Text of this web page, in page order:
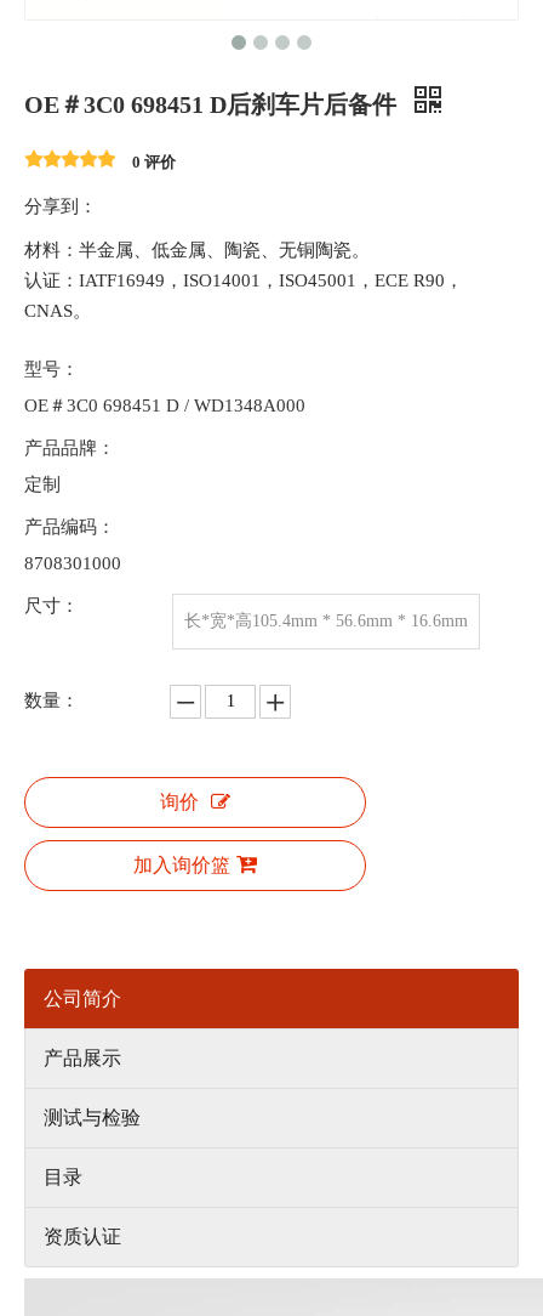
OE＃3C0 698451 D后刹车片后备件
0 评价
分享到：
材料：半金属、低金属、陶瓷、无铜陶瓷。
认证：IATF16949，ISO14001，ISO45001，ECE R90，
CNAS。
型号：
OE＃3C0 698451 D / WD1348A000
产品品牌：
定制
产品编码：
8708301000
尺寸：
长*宽*高105.4mm * 56.6mm * 16.6mm
数量：
询价
加入询价篮
公司简介
产品展示
测试与检验
目录
资质认证